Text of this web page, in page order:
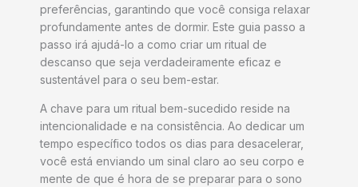
preferências, garantindo que você consiga relaxar
profundamente antes de dormir. Este guia passo a
passo irá ajudá-lo a como criar um ritual de
descanso que seja verdadeiramente eficaz e
sustentável para o seu bem-estar.
A chave para um ritual bem-sucedido reside na
intencionalidade e na consistência. Ao dedicar um
tempo específico todos os dias para desacelerar,
você está enviando um sinal claro ao seu corpo e
mente de que é hora de se preparar para o sono